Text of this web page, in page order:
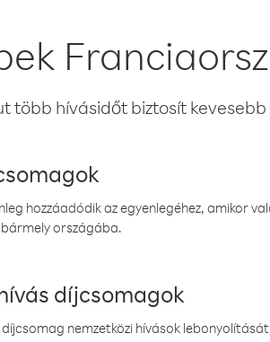
több hívásidőt biztosít
hozzáadódik az egyenlegéhez, amikor
országába.
díjcsomagok
díjcsomag nemzetközi hívások